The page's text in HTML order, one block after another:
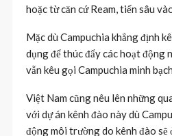
hoặc từ căn cứ Ream, tiến sâu
Mặc dù Campuchia khẳng định
dụng để thúc đẩy các hoạt động
vẫn kêu gọi Campuchia minh
Việt Nam cũng nêu lên những
với dự án kênh đào này dù
động môi trường do kênh đào sẽ